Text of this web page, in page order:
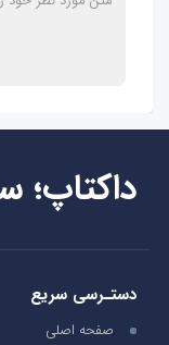
داکتاپ؛
دستـرسی سریع
صفحه اصلی